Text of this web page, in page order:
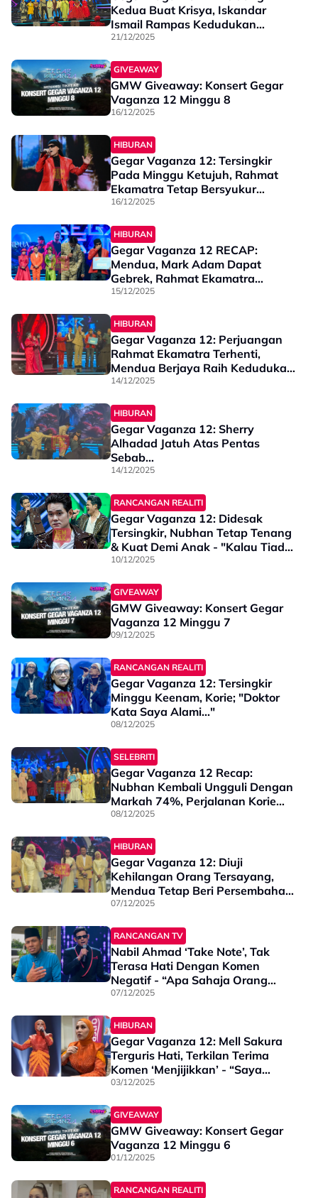
Kedua Buat Krisya, Iskandar
Ismail Rampas Kedudukan
Pertama
21/12/2025
GIVEAWAY
GMW Giveaway: Konsert Gegar
Vaganza 12 Minggu 8
16/12/2025
HIBURAN
Gegar Vaganza 12: Tersingkir
Pada Minggu Ketujuh, Rahmat
Ekamatra Tetap Bersyukur
Dengan Sambutan Peminat -
16/12/2025
HIBURAN
Gegar Vaganza 12 RECAP:
Mendua, Mark Adam Dapat
Gebrek, Rahmat Ekamatra
Tersingkir, Jom Semak
Ketujuh
15/12/2025
HIBURAN
Gegar Vaganza 12: Perjuangan
Rahmat Ekamatra Terhenti,
Mendua Berjaya Raih Kedudukan
Teratas
14/12/2025
HIBURAN
Gegar Vaganza 12: Sherry
Alhadad Jatuh Atas Pentas
Sebab…
14/12/2025
RANCANGAN REALITI
Gegar Vaganza 12: Didesak
Tersingkir, Nubhan Tetap Tenang
& Kuat Demi Anak - "Kalau Tiada
Rezeki, Saya Balik Buat Sambal"
10/12/2025
GIVEAWAY
GMW Giveaway: Konsert Gegar
Vaganza 12 Minggu 7
09/12/2025
RANCANGAN REALITI
Gegar Vaganza 12: Tersingkir
Minggu Keenam, Korie; "Doktor
Kata Saya Alami..."
08/12/2025
SELEBRITI
Gegar Vaganza 12 Recap:
Nubhan Kembali Ungguli Dengan
Markah 74%, Perjalanan Korie
Terhenti... Semak Komen &
08/12/2025
HIBURAN
Gegar Vaganza 12: Diuji
Kehilangan Orang Tersayang,
Mendua Tetap Beri Persembahan
Memukau
07/12/2025
RANCANGAN TV
Nabil Ahmad ‘Take Note’, Tak
Terasa Hati Dengan Komen
Negatif - “Apa Sahaja Orang
Cakap, Jadi Sesuatu Yang
07/12/2025
HIBURAN
Gegar Vaganza 12: Mell Sakura
Terguris Hati, Terkilan Terima
Komen ‘Menjijikkan’ - “Saya
Saudara Baharu, Ia Buatkan
03/12/2025
GIVEAWAY
GMW Giveaway: Konsert Gegar
Vaganza 12 Minggu 6
01/12/2025
RANCANGAN REALITI